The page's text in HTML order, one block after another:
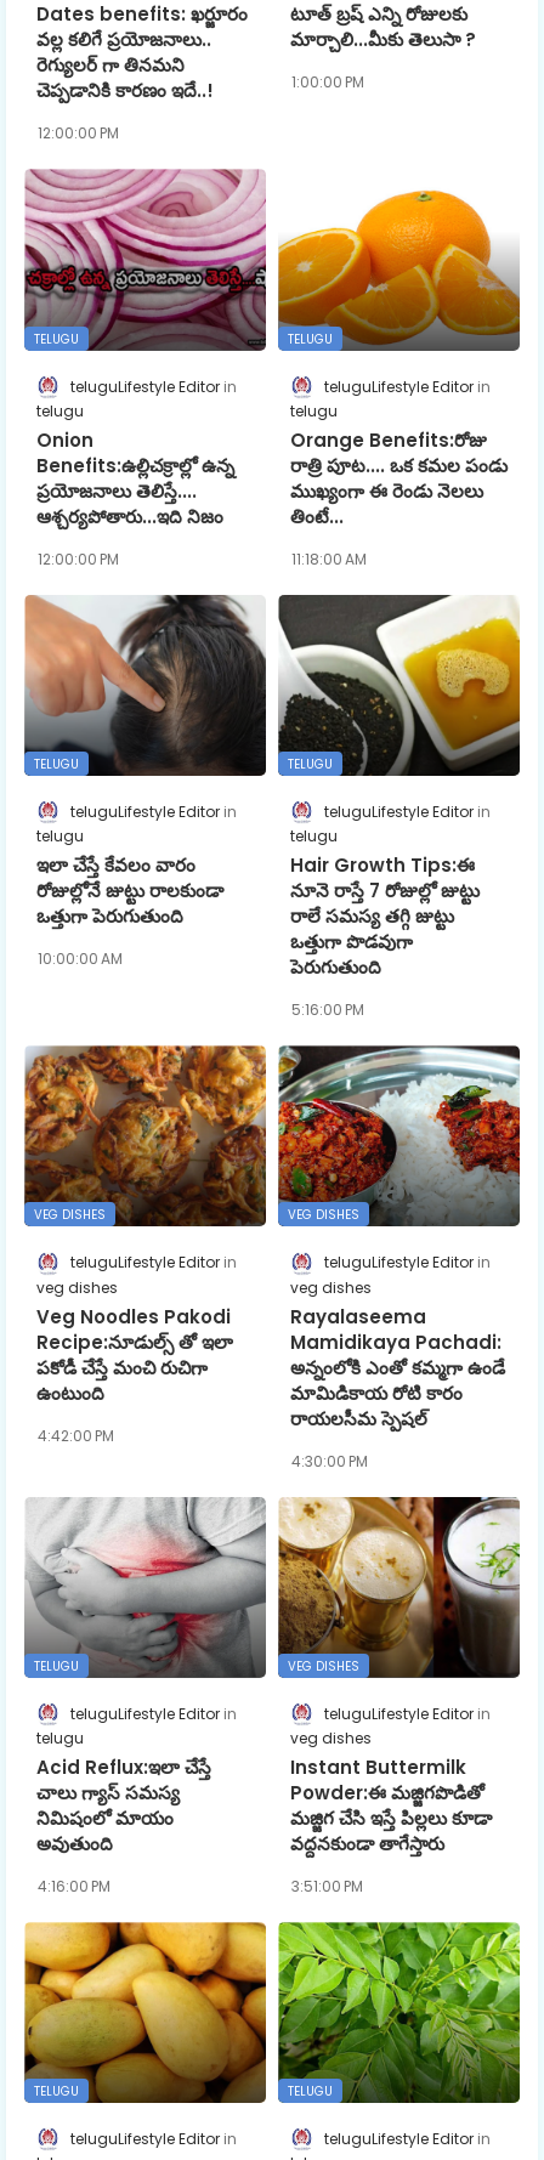
Dates benefits: ఖర్జూరం
వల్ల కలిగే ప్రయోజనాలు..
రెగ్యులర్ గా తినమని
చెప్పడానికి కారణం ఇదే..!
12:00:00 PM
టూత్ బ్రష్ ఎన్ని రోజులకు
మార్చాలి...మీకు తెలుసా ?
1:00:00 PM
TELUGU
teluguLifestyle Editor
telugu
Onion
Benefits:ఉల్లిచక్రాల్లో ఉన్న
ప్రయోజనాలు తెలిస్తే....
ఆశ్చర్యపోతారు...ఇది నిజం
12:00:00 PM
TELUGU
teluguLifestyle Editor
telugu
Orange Benefits:రోజు
రాత్రి పూట.... ఒక కమల పండు
ముఖ్యంగా ఈ రెండు నెలలు
తింటే...
11:18:00 AM
TELUGU
teluguLifestyle Editor
telugu
ఇలా చేస్తే కేవలం వారం
రోజుల్లోనే జుట్టు రాలకుండా
ఒత్తుగా పెరుగుతుంది
10:00:00 AM
TELUGU
teluguLifestyle Editor
telugu
Hair Growth Tips:ఈ
నూనె రాస్తే 7 రోజుల్లో జుట్టు
రాలే సమస్య తగ్గి జుట్టు
ఒత్తుగా పొడవుగా
పెరుగుతుంది
5:16:00 PM
VEG DISHES
teluguLifestyle Editor
veg dishes
Veg Noodles Pakodi
Recipe:నూడుల్స్ తో ఇలా
పకోడీ చేస్తే మంచి రుచిగా
ఉంటుంది
4:42:00 PM
VEG DISHES
teluguLifestyle Editor
veg dishes
Rayalaseema
Mamidikaya Pachadi:
అన్నంలోకి ఎంతో కమ్మగా ఉండే
మామిడికాయ రోటి కారం
రాయలసీమ స్పెషల్
4:30:00 PM
TELUGU
teluguLifestyle Editor
telugu
Acid Reflux:ఇలా చేస్తే
చాలు గ్యాస్ సమస్య
నిమిషంలో మాయం
అవుతుంది
4:16:00 PM
VEG DISHES
teluguLifestyle Editor
veg dishes
Instant Buttermilk
Powder:ఈ మజ్జిగపొడితో
మజ్జిగ చేసి ఇస్తే పిల్లలు కూడా
వద్దనకుండా తాగేస్తారు
3:51:00 PM
TELUGU
teluguLifestyle Editor
TELUGU
teluguLifestyle Editor